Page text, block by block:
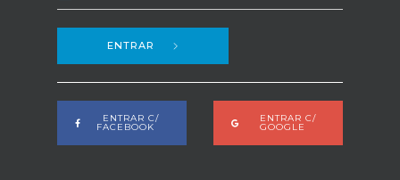
ENTRAR
ENTRAR C/
FACEBOOK
ENTRAR C/
GOOGLE